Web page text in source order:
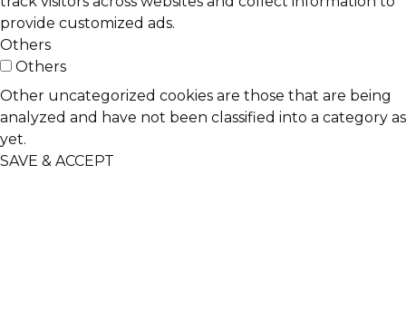
provide customized ads.
Others
Others
Other uncategorized cookies are those that are being
analyzed and have not been classified into a category as
yet.
SAVE & ACCEPT